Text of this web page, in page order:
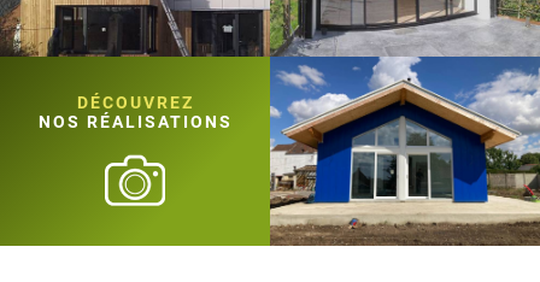
DÉCOUVREZ
NOS RÉALISATIONS